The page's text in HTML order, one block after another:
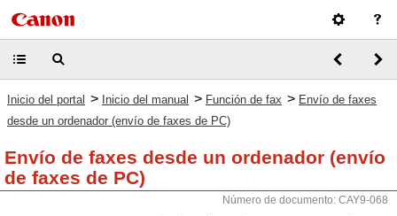
Inicio del portal > Inicio del manual > Función de fax > Envío de faxes
desde un ordenador (envío de faxes de PC)
Envío de faxes desde un ordenador (envío
de faxes de PC)
Número de documento: CAY9-068